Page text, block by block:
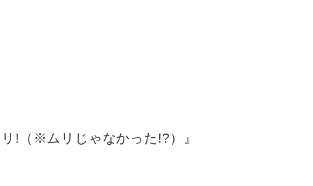
!（※ムリじゃなかった!?）』